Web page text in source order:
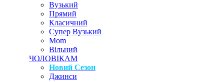
Вузький
Прямий
Класичний
Супер Вузький
Mom
Вільний
ЧОЛОВІКАМ
Новий Сезон
Джинси